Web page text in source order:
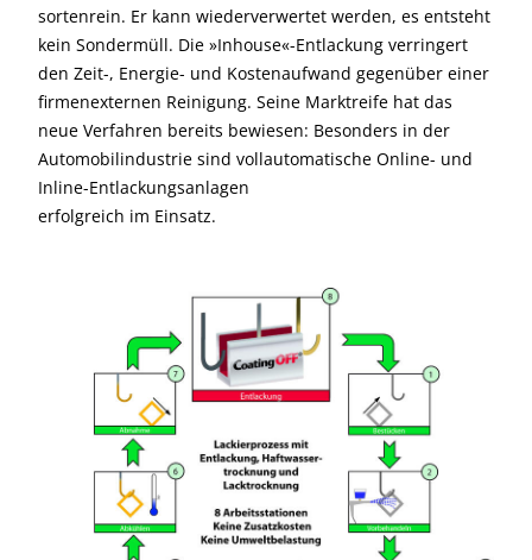
sortenrein. Er kann wiederverwertet werden, es entsteht
kein Sondermüll. Die »Inhouse«-Entlackung verringert
den Zeit-, Energie- und Kostenaufwand gegenüber einer
firmenexternen Reinigung. Seine Marktreife hat das
neue Verfahren bereits bewiesen: Besonders in der
Automobilindustrie sind vollautomatische Online- und
Inline-Entlackungsanlagen
erfolgreich im Einsatz.